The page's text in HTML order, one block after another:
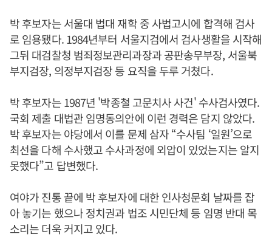
박 후보자는 서울대 법대 재학 중 사법고시에 합격해 검사
로 임용됐다. 1984년부터 서울지검에서 검사생활을 시작해
그뒤 대검찰청 범죄정보관리과장과 공판송무부장, 서울북
부지검장, 의정부지검장 등 요직을 두루 거쳤다.
박 후보자는 1987년 '박종철 고문치사 사건' 수사검사였다.
국회 제출 대법관 임명동의안에 이런 경력은 담지 않았다.
박 후보자는 야당에서 이를 문제 삼자 “수사팀 ‘일원’으로
최선을 다해 수사했고 수사과정에 외압이 있었는지는 알지
못했다”고 답변했다.
여야가 진통 끝에 박 후보자에 대한 인사청문회 날짜를 잡
아 놓기는 했으나 정치권과 법조 시민단체 등 임명 반대 목
소리는 더욱 커지고 있다.